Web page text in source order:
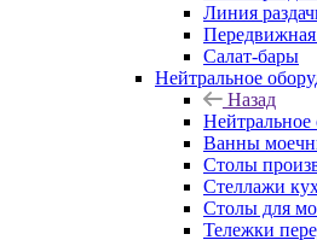
Линия
Салат-бары
Нейтральное
Назад
Нейтральное
Ванны
Столы
Стеллажи
Столы для
Тележки